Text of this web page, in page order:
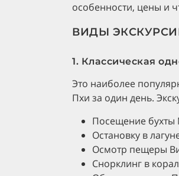
особенности, цены и
ВИДЫ
1. Классическая
Это наиболее
Пхи за один день.
Посещение бухты
Остановку в
Осмотр пещеры
Снорклинг в